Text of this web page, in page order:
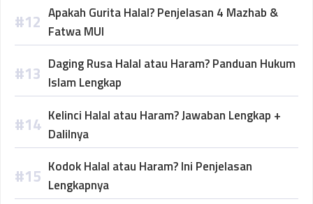
Apakah Gurita Halal? Penjelasan 4 Mazhab &
Fatwa MUI
Daging Rusa Halal atau Haram? Panduan Hukum
Islam Lengkap
Kelinci Halal atau Haram? Jawaban Lengkap +
Dalilnya
Kodok Halal atau Haram? Ini Penjelasan
Lengkapnya